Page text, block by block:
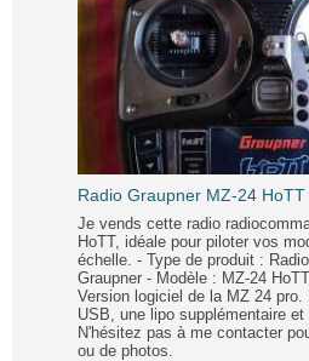
Radio Graupner MZ-24 HoTT
Je vends cette radio
HoTT, idéale pour piloter vos
échelle. - Type de produit :
Graupner - Modèle : MZ-24
Version logiciel de la MZ 24
USB, une lipo supplémentaire et
N'hésitez pas à me contacter
ou de photos.